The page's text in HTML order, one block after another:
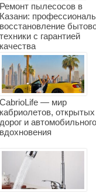
Ремонт пылесосов в
Казани:
восстановление
техники с гарантией
качества
CabrioLife — мир
кабриолетов, открытых
дорог и автомобильного
вдохновения